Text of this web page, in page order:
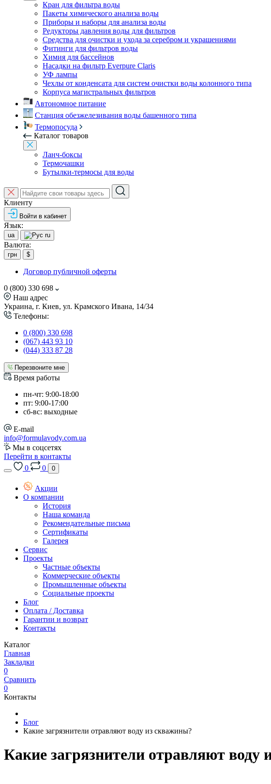
Кран для фильтра воды
Пакеты химического анализа воды
Приборы и наборы для анализа воды
Редукторы давления воды для фильтров
Средства для очистки и ухода за серебром и украшениями
Фитинги для фильтров воды
Химия для бассейнов
Насадки на фильтр Everpure Claris
УФ лампы
Чехлы от конденсата для систем очистки воды колонного типа
Корпуса магистральных фильтров
Автономное питание
Станция обезжелезивания воды башенного типа
Термопосуда
Каталог товаров
Ланч-боксы
Термочашки
Бутылки-термосы для воды
Клиенту
Войти в кабинет
Язык:
ua ru
Валюта:
грн $
Договор публичной оферты
0 (800) 330 698
Наш адрес
Украина, г. Киев, ул. Крамского Ивана, 14/34
Телефоны:
0 (800) 330 698
(067) 443 93 10
(044) 333 87 28
Перезвоните мне
Время работы
пн-чт: 9:00-18:00
пт: 9:00-17:00
сб-вс: выходные
E-mail
info@formulavody.com.ua
Мы в соцсетях
Перейти в контакты
0
0 0
Акции
О компании
История
Наша команда
Рекомендательные письма
Сертификаты
Галерея
Сервис
Проекты
Частные объекты
Коммерческие объекты
Промышленные объекты
Социальные проекты
Блог
Оплата / Доставка
Гарантии и возврат
Контакты
Каталог
Главная
Закладки
0
Сравнить
0
Контакты
Блог
Какие загрязнители отравляют воду из скважины?
Какие загрязнители отравляют воду